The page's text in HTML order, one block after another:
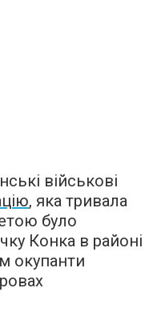
військові
, яка тривала
було
Конка в районі
окупанти